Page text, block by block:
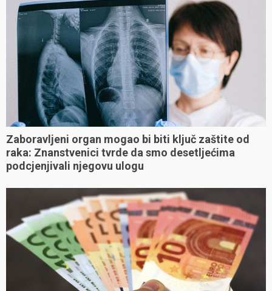
Zaboravljeni organ mogao bi biti ključ zaštite od
raka: Znanstvenici tvrde da smo desetljećima
podcjenjivali njegovu ulogu